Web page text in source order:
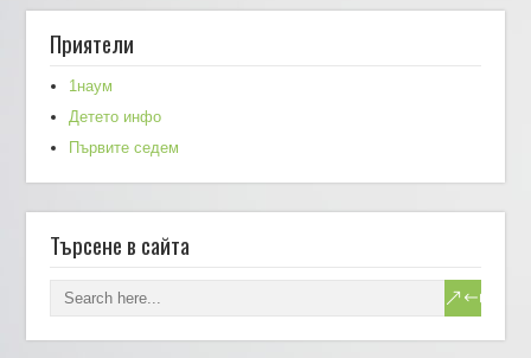
Приятели
1наум
Детето инфо
Първите седем
Търсене в сайта